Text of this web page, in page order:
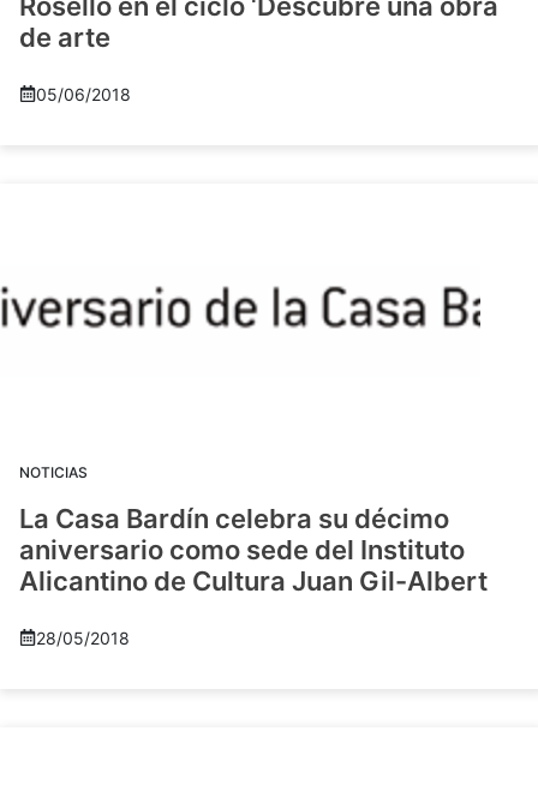
de arte
05/06/2018
NOTICIAS
La Casa Bardín celebra su décimo
aniversario como sede del Instituto
Alicantino de Cultura Juan Gil-Albert
28/05/2018